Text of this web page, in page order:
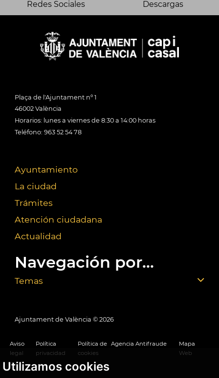
Utilizamos cookies
Redes Sociales Descargas
Plaça de l'Ajuntament nº 1
46002 València
Horarios: lunes a viernes de 8:30 a 14:00 horas
Teléfono: 963 52 54 78
Ayuntamiento
La ciudad
Trámites
Atención ciudadana
Actualidad
Navegación por...
Temas
Ajuntament de València © 2026
Aviso
legal
Política
privacidad
Política de
cookies
Agencia Antifraude
Mapa
Web